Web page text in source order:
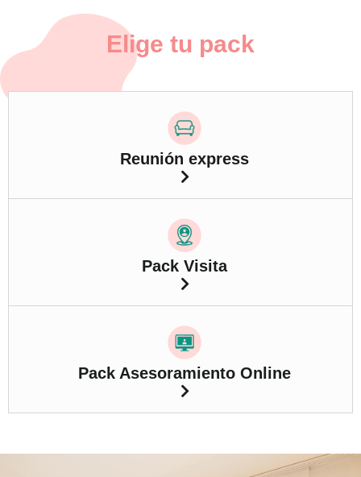
Elige tu pack
Reunión express
Pack Visita
Pack Asesoramiento Online